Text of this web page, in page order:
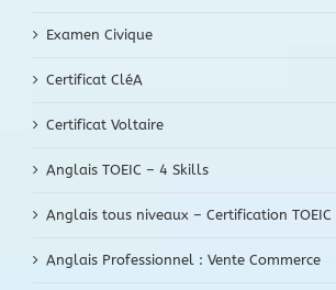
Examen Civique
Certificat CléA
Certificat Voltaire
Anglais TOEIC – 4 Skills
Anglais tous niveaux – Certification TOEIC
Anglais Professionnel : Vente Commerce